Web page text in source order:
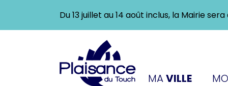
contenu
Du 13 juillet au 14 août inclus, la Mairie
Logo Ville de Plaisance-
MAVILLE